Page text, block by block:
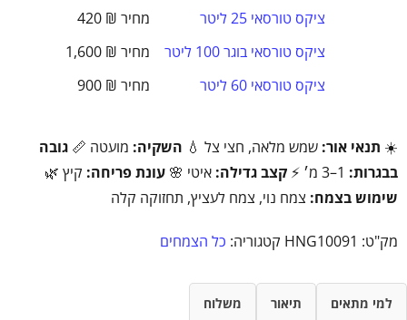
ציקס טורסאי 25 ליטר
420 ₪
ציקס טורסאי בוגר 100 ליטר
1,600 ₪
ציקס טורסאי 60 ליטר
900 ₪
☀️ תנאי אור: שמש מלאה, חצי צל 💧 השקיה: מועטה 📏 גובה
בבגרות: 1–3 מ׳ ⚡ קצב גדילה: איטי 🌸 עונת פריחה: קיץ 🌿
שימוש בצמח: צמח נוי, צמח לעציץ, תחזוקה קלה
מק"ט: HNG10091 קטגוריה: כל הצמחים
למי מתאים תיאור משלוח